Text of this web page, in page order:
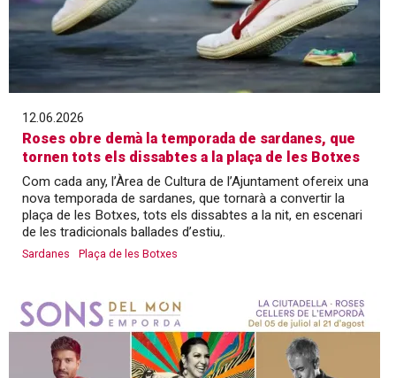
12.06.2026
Roses obre demà la temporada de sardanes, que
tornen tots els dissabtes a la plaça de les Botxes
Com cada any, l’Àrea de Cultura de l’Ajuntament ofereix una
nova temporada de sardanes, que tornarà a convertir la
plaça de les Botxes, tots els dissabtes a la nit, en escenari
de les tradicionals ballades d’estiu,.
Sardanes Plaça de les Botxes